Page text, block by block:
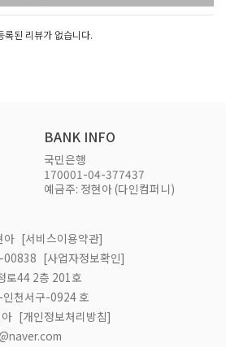
록된 리뷰가 없습니다.
BANK INFO
국민은행
170001-04-377437
예금주: 정현아 (다인컴퍼니)
아 [서비스이용약관]
00838 [사업자정보확인]
로44 2층 201호
천서구-0924 호
[개인정보처리방침]